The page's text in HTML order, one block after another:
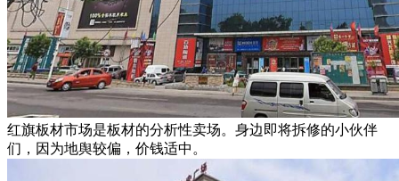
红旗板材市场是板材的分析性卖场。身边即将拆修的小伙伴
们，因为地舆较偏，价钱适中。